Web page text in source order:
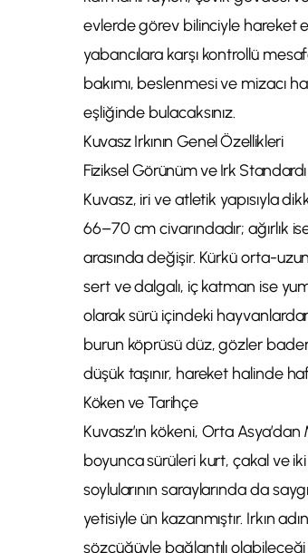
evlerde görev bilinciyle hareket
yabancılara karşı kontrollü
bakımı, beslenmesi ve mizacı
eşliğinde bulacaksınız.
Kuvasz Irkının Genel Özellikleri
Fiziksel Görünüm ve Irk Standardı
Kuvasz, iri ve atletik yapısıyla
66–70 cm civarındadır; ağırlık
arasında değişir. Kürkü orta-
sert ve dalgalı, iç katman ise
olarak sürü içindeki hayvanlardan
burun köprüsü düz, gözler
düşük taşınır, hareket halinde
Köken ve Tarihçe
Kuvasz’ın kökeni, Orta
boyunca sürüleri kurt, çakal ve
soylularının saraylarında da
yetisiyle ün kazanmıştır. Irkın
sözcüğüyle bağlantılı